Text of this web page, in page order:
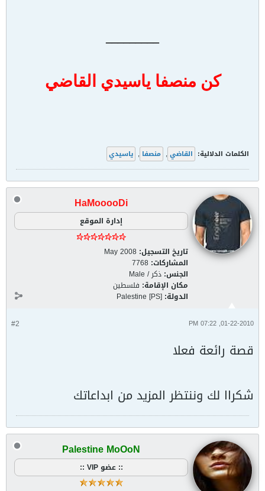
كن منصفا ياسيدي القاضي
الكلمات الدلالية: القاضي , منصفا , ياسيدي
HaMooooDi
إدارة الموقع
تاريخ التسجيل: May 2008
المشاركات: 7768
الجنس: ذكر / Male
مكان الإقامة: فلسطين
الدولة: Palestine [PS]
#2 01-22-2010, 07:22 PM
قصة رائعة فعلا
شكراا لك وننتظر المزيد من ابداعاتك
Palestine MoOoN
:: عضو VIP ::